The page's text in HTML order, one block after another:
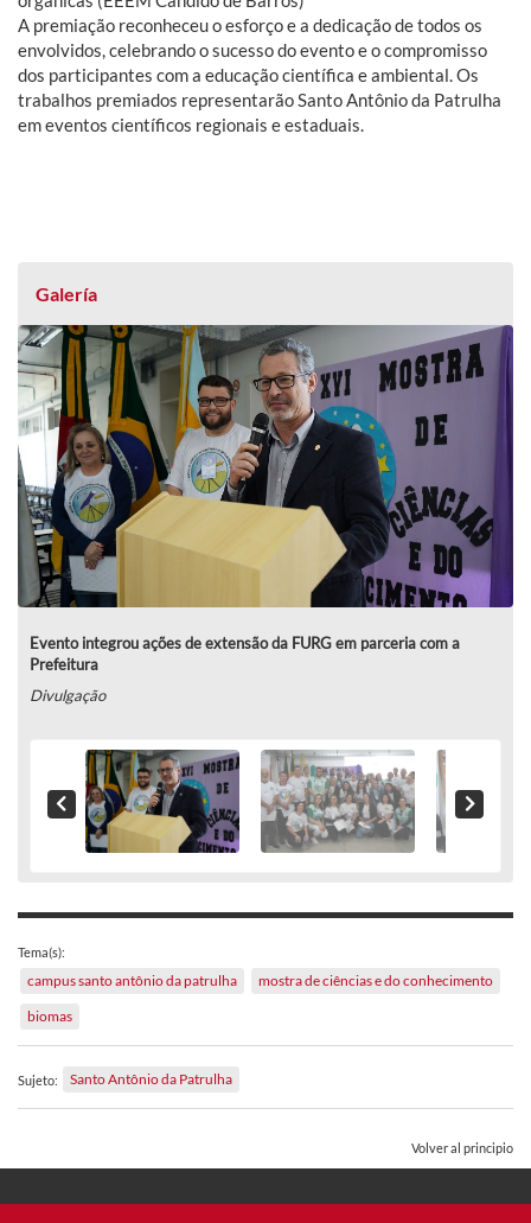
A premiação reconheceu o esforço e a dedicação de todos os
envolvidos, celebrando o sucesso do evento e o compromisso
dos participantes com a educação científica e ambiental. Os
trabalhos premiados representarão Santo Antônio da Patrulha
em eventos científicos regionais e estaduais.
Galería
Evento integrou ações de extensão da FURG em parceria com a
Prefeitura
Divulgação
Tema(s):
campus santo antônio da patrulha
mostra de ciências e do conhecimento
biomas
Sujeto: Santo Antônio da Patrulha
Volver al principio